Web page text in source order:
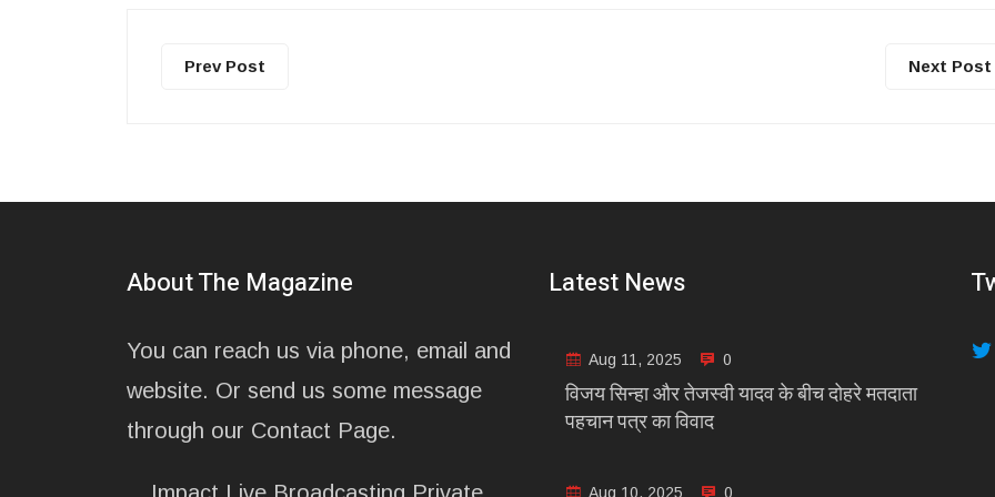
Prev Post Next Post
About The Magazine
You can reach us via phone, email and
website. Or send us some message
through our Contact Page.
Latest News
Aug 11, 2025 0
विजय सिन्हा और तेजस्वी यादव के बीच दोहरे मतदाता
पहचान पत्र का विवाद
Aug 10, 2025 0